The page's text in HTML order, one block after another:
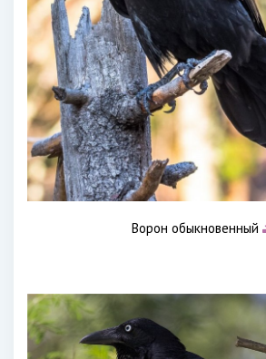
Ворон обыкновенный